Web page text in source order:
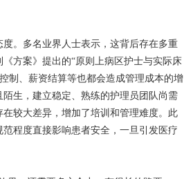
。多名业界人士表示，这背后存在多重
方案》提出的“原则上病区护士与实际床
制、薪资结算等也都会造成管理成本的增
生，建立稳定、熟练的护理员团队尚需
较大差异，增加了培训和管理难度。此
程度直接影响患者安全，一旦引发医疗